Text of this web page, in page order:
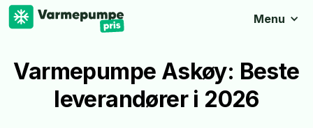
Menu
Varmepumpe Askøy: Beste
leverandører i 2026